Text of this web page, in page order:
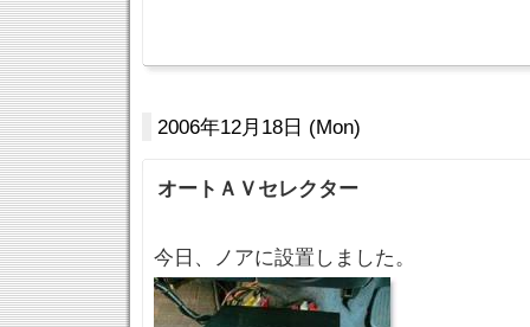
2006年12月18日 (Mon)
オートＡＶセレクター
今日、ノアに設置しました。